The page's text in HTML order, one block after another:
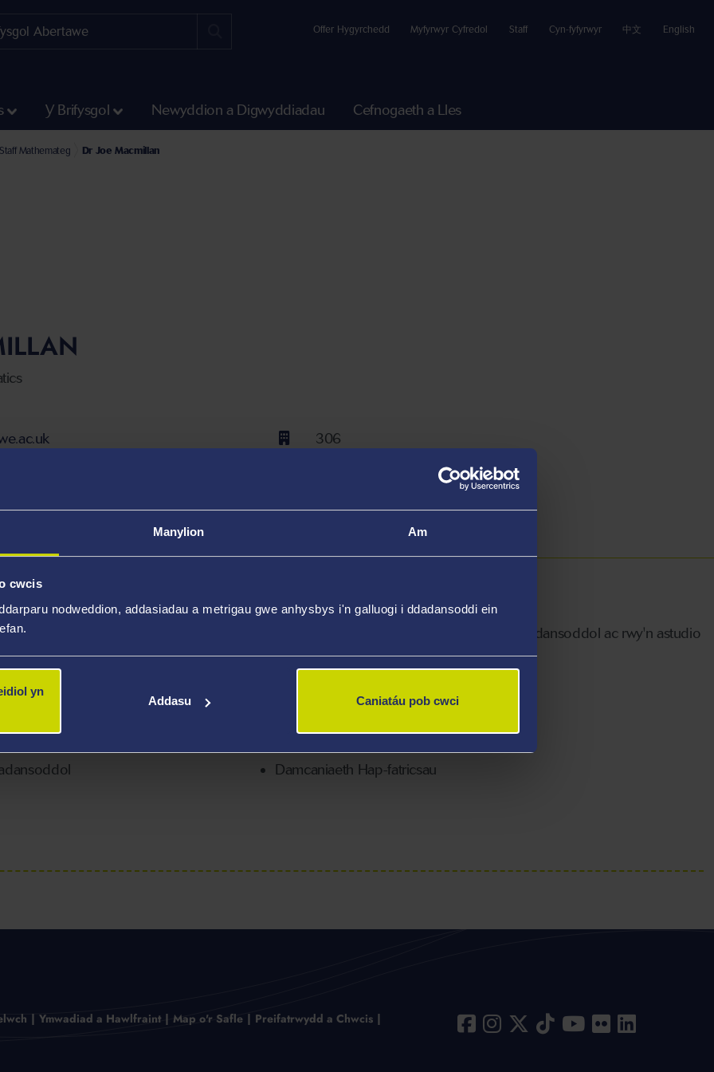
Manylion Am
cwcis
nodweddion, addasiadau a metrigau gwe anhysbys i'n galluogi i ddadansoddi ein
yn
Addasu Caniatáu pob cwci
Offer Hygyrchedd Myfyrwyr Cyfredol Staff Cyn-fyfyrwyr 中文 English
Y Brifysgol Newyddion a Digwyddiadau Cefnogaeth a Lles
Gwyddoniaeth a Pheirianneg
Mathemateg a Chyfrifiadureg
Mathemateg Dr Joe Macmillan
306
Y Ffowndri Gyfrifiadol
Adran Fathemateg Prifysgol Abertawe. Prif ffocws fy ymchwil yw Damcaniaeth Rhifau Dadansoddol ac rwy'n astudio
L Dirichlet mewn meysydd ffwythiant.
Damcaniaeth Hap-fatricsau
Ymwadiad a Hawlfraint Map o'r Safle Preifatrwydd a Chwcis